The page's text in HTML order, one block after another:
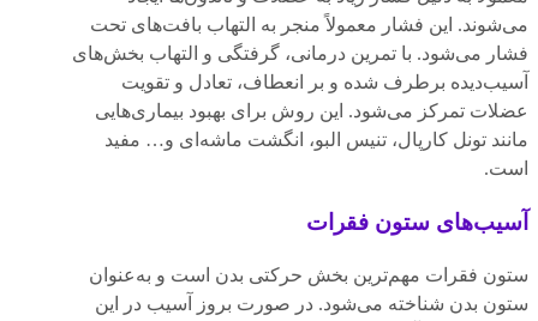
می‌شوند. این فشار معمولاً منجر به التهاب بافت‌های تحت
فشار می‌شود. با تمرین درمانی، گرفتگی و التهاب بخش‌های
آسیب‌دیده برطرف شده و بر انعطاف، تعادل و تقویت
عضلات تمرکز می‌شود. این روش برای بهبود بیماری‌هایی
مانند تونل کارپال، تنیس البو، انگشت ماشه‌ای و… مفید
است.
آسیب‌های ستون فقرات
ستون فقرات مهم‌ترین بخش حرکتی بدن است و به‌عنوان
ستون بدن شناخته می‌شود. در صورت بروز آسیب در این